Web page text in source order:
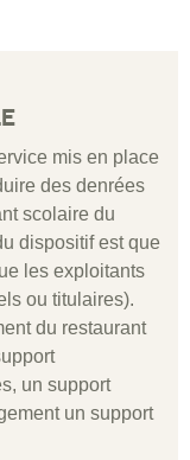
mis en place
des denrées
scolaire du
dispositif est que
les exploitants
ou titulaires).
du restaurant
un support
un support